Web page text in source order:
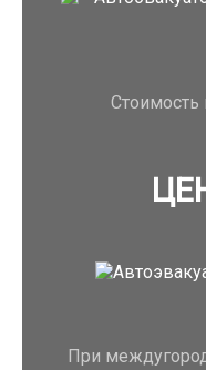
Стоимость
При